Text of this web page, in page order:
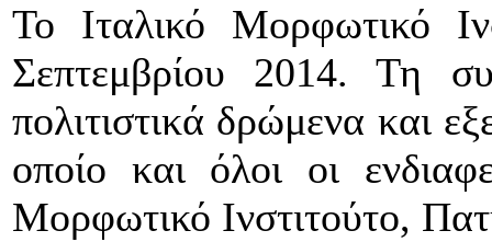
Το Ιταλικό Μορφωτικό
Σεπτεμβρίου 2014. Τη
πολιτιστικά δρώμενα και
οποίο και όλοι οι
Μορφωτικό Ινστιτούτο,